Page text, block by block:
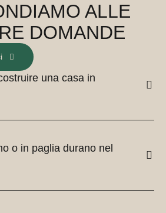
ALLE
DOMANDE
una casa in
o in paglia durano nel